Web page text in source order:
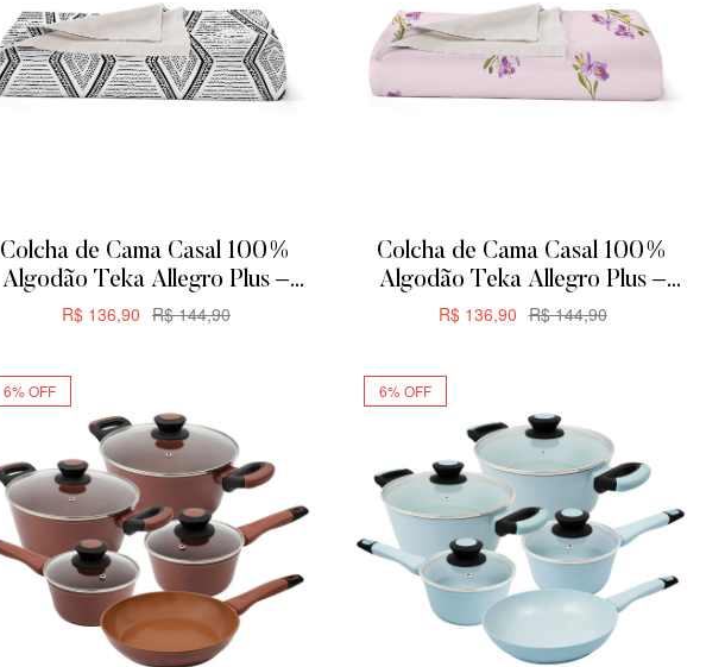
Colcha de Cama Casal 100%
Algodão Teka Allegro Plus –
200x230cm – Zag
R$144,90
R$136,90
Colcha de Cama Casal 100%
Algodão Teka Allegro Plus –
200x230cm – Orquídeas
R$144,90
R$136,90
6% OFF 6% OFF